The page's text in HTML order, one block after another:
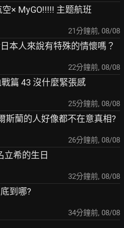
空× MyGO!!!!! 主题航班
21分鐘前, 08/08
本人來說有特殊的情懷嗎？
22分鐘前, 08/08
篇 43 沒什麼緊張感
25分鐘前, 08/08
斯蘭的人好像都不在意真相?
26分鐘前, 08/08
立希的生日
32分鐘前, 08/08
到哪?
34分鐘前, 08/08